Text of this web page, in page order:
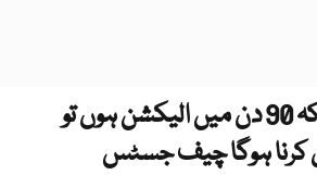
اگر آئین کہتا ہے کہ 90 دن میں الیکشن ہوں تو
ہوگا چیف جسٹس